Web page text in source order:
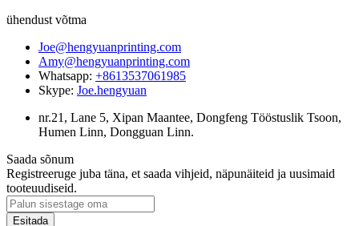
ühendust võtma
Joe@hengyuanprinting.com
Amy@hengyuanprinting.com
Whatsapp: +8613537061985
Skype: Joe.hengyuan
nr.21, Lane 5, Xipan Maantee, Dongfeng Tööstuslik Tsoon,
Humen Linn, Dongguan Linn.
Saada sõnum
Registreeruge juba täna, et saada vihjeid, näpunäiteid ja uusimaid
tooteuudiseid.
Esitada